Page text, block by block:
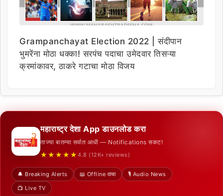
Grampanchayat Election 2022 | संदीपान
भुमरेंना मोठा धक्का! सरपंच पदाचा उमेदवार तिसऱ्या
क्रमांकावर, ठाकरे गटाचा मोठा विजय
महाराष्ट्र देशा App डाउनलोड करा
ताज्या बातम्या सर्वात आधी — Notifications सकट!
★★★★★ 4.8 (12K+ reviews)
🔔 Breaking Alerts 📖 Offline वाचा
🎙️ Audio News
📺 Live TV